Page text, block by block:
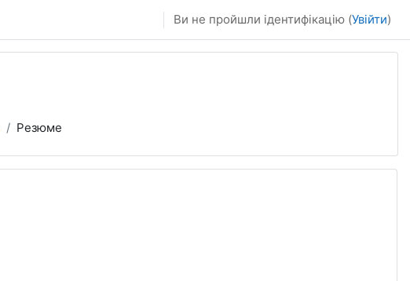
Ви не пройшли ідентифікацію (Увійти)
Резюме